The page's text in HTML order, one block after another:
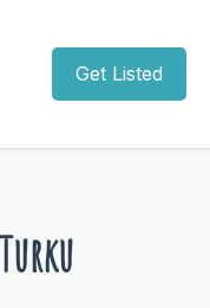
Get Listed